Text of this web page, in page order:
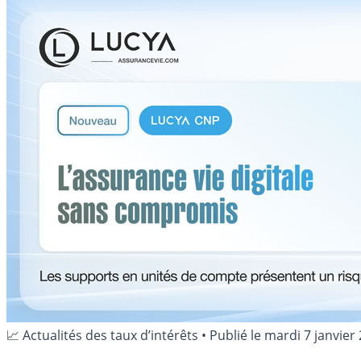
📈 Actualités des taux d’intérêts • Publié le mardi 7 janvier